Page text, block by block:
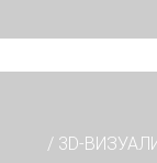
/ 3D-